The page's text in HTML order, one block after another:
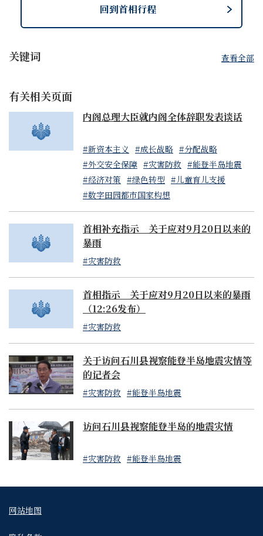
关键词 查看全部
有关相关页面
内阁总理大臣就内阁全体辞职发表谈话
#新资本主义 #成长战略 #分配战略
#外交安全保障 #灾害防救 #能登半岛地震
#经济对策 #绿色转型 #儿童育儿支援
#数字田园都市国家构想
首相补充指示 关于应对9月20日以来的
暴雨
#灾害防救
首相指示 关于应对9月20日以来的暴雨
（12:26发布）
#灾害防救
关于访问石川县视察能登半岛地震灾情等
的记者会
#灾害防救 #能登半岛地震
访问石川县视察能登半岛的地震灾情
#灾害防救 #能登半岛地震
回到首相行程
网站地图